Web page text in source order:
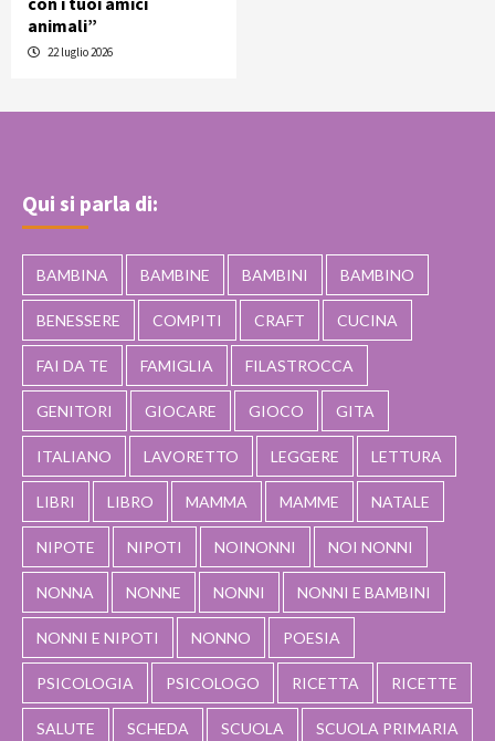
animali”
22 luglio 2026
Qui si parla di:
BAMBINA BAMBINE BAMBINI BAMBINO
BENESSERE COMPITI CRAFT CUCINA
FAI DA TE FAMIGLIA FILASTROCCA
GENITORI GIOCARE GIOCO GITA
ITALIANO LAVORETTO LEGGERE LETTURA
LIBRI LIBRO MAMMA MAMME NATALE
NIPOTE NIPOTI NOINONNI NOI NONNI
NONNA NONNE NONNI NONNI E BAMBINI
NONNI E NIPOTI NONNO POESIA
PSICOLOGIA PSICOLOGO RICETTA RICETTE
SALUTE SCHEDA SCUOLA SCUOLA PRIMARIA